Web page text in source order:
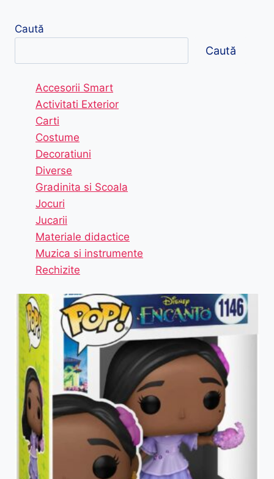
Caută
Caută
Accesorii Smart
Activitati Exterior
Carti
Costume
Decoratiuni
Diverse
Gradinita si Scoala
Jocuri
Jucarii
Materiale didactice
Muzica si instrumente
Rechizite